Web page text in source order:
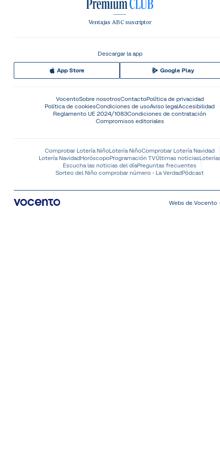
Ventajas ABC suscriptor
Descargar la app
App Store Google Play
VocentoSobre nosotrosContactoPolítica de privacidad
Política de cookiesCondiciones de usoAviso legalAccesibilidad
Reglamento UE 2024/1083Condiciones de contratación
Compromisos editoriales
Comprobar Lotería NiñoLotería NiñoComprobar Lotería Navidad
Lotería NavidadHoróscopoProgramación TVÚltimas noticias
Escucha las noticias del díaPreguntas frecuentes
Sorteo del Niño comprobar número - La VerdadPódcast
Webs de Vocento